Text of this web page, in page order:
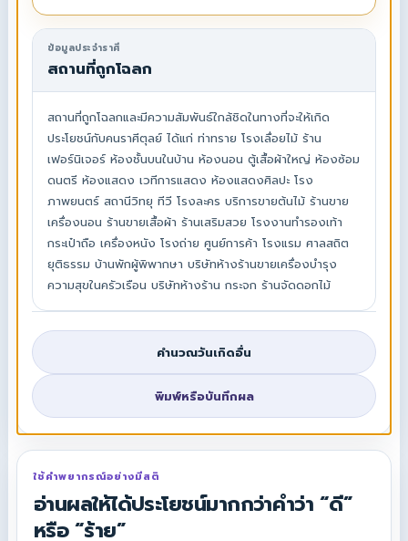
ข้อมูลประจำราศี
สถานที่ถูกโฉลก
สถานที่ถูกโฉลกและมีความสัมพันธ์ใกล้ชิดในทางที่จะให้เกิด
ประโยชน์กับคนราศีตุลย์ ได้แก่ ท่าทราย โรงเลื่อยไม้ ร้าน
เฟอร์นิเจอร์ ห้องชั้นบนในบ้าน ห้องนอน ตู้เสื้อผ้าใหญ่ ห้องซ้อม
ดนตรี ห้องแสดง เวทีการแสดง ห้องแสดงศิลปะ โรง
ภาพยนตร์ สถานีวิทยุ ทีวี โรงละคร บริการขายต้นไม้ ร้านขาย
เครื่องนอน ร้านขายเสื้อผ้า ร้านเสริมสวย โรงงานทำรองเท้า
กระเป๋าถือ เครื่องหนัง โรงถ่าย ศูนย์การค้า โรงแรม ศาลสถิต
ยุติธรรม บ้านพักผู้พิพากษา บริษัทห้างร้านขายเครื่องบำรุง
ความสุขในครัวเรือน บริษัทห้างร้าน กระจก ร้านจัดดอกไม้
คำนวณวันเกิดอื่น
พิมพ์หรือบันทึกผล
ใช้คำพยากรณ์อย่างมีสติ
อ่านผลให้ได้ประโยชน์มากกว่าคำว่า “ดี”
หรือ “ร้าย”